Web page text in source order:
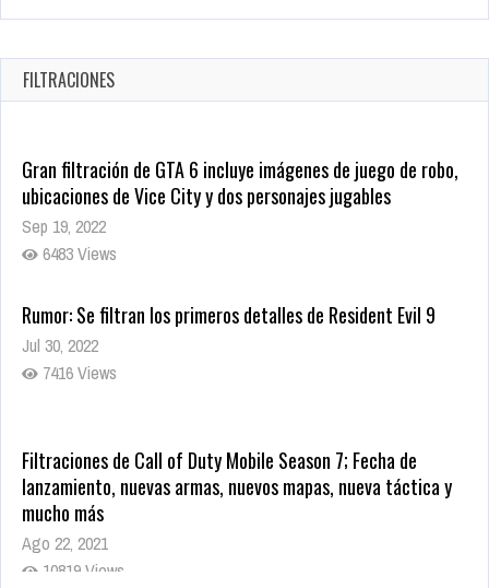
Revive el terror: El conjuro 4: Últimos ritos ya está disponible
Oct 20, 2025
1379 Views
FILTRACIONES
Gran filtración de GTA 6 incluye imágenes de juego de robo,
ubicaciones de Vice City y dos personajes jugables
Sep 19, 2022
6483 Views
Rumor: Se filtran los primeros detalles de Resident Evil 9
Jul 30, 2022
7416 Views
Filtraciones de Call of Duty Mobile Season 7; Fecha de
lanzamiento, nuevas armas, nuevos mapas, nueva táctica y
mucho más
Ago 22, 2021
10819 Views